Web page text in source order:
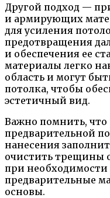
Другой подход —
и армирующих
для усиления
предотвращения
и обеспечения ее
материалы легко
область и могут
потолка, чтобы
эстетичный вид.
Важно помнить, что
предварительной
нанесения
очистить трещины
при
предварительные
основы.